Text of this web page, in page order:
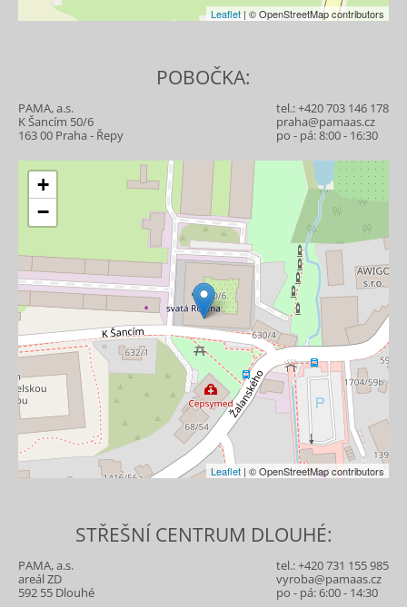
Leaflet | © OpenStreetMap contributors
POBOČKA:
PAMA, a.s.
K Šancím 50/6
163 00 Praha - Řepy
tel.:+420 703 146 178
praha@pamaas.cz
po - pá: 8:00 - 16:30
+
−
Leaflet | © OpenStreetMap contributors
STŘEŠNÍ CENTRUM DLOUHÉ:
PAMA, a.s.
areál ZD
592 55 Dlouhé
tel.:+420 731 155 985
vyroba@pamaas.cz
po - pá: 6:00 - 14:30